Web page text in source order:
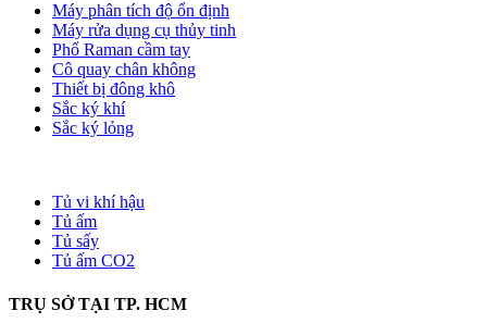
Máy phân tích độ ổn định
Máy rửa dụng cụ thủy tinh
Phổ Raman cầm tay
Cô quay chân không
Thiết bị đông khô
Sắc ký khí
Sắc ký lỏng
Tủ vi khí hậu
Tủ ấm
Tủ sấy
Tủ ấm CO2
TRỤ SỞ TẠI TP. HCM